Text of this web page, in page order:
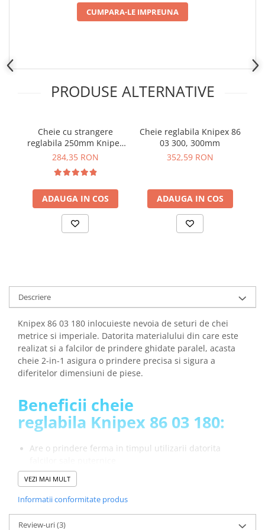
CUMPARA-LE IMPREUNA
PRODUSE ALTERNATIVE
Cheie cu strangere
reglabila 250mm Knipex
86 03 250
284,35 RON
ADAUGA IN COS
Cheie reglabila Knipex 86
03 300, 300mm
352,59 RON
ADAUGA IN COS
Descriere
Knipex 86 03 180 inlocuieste nevoia de seturi de chei
metrice si imperiale. Datorita materialului din care este
realizat si a falcilor de prindere ghidate paralel, acasta
cheie 2-in-1 asigura o prindere precisa si sigura a
diferitelor dimensiuni de piese.
Beneficii cheie
reglabila Knipex 86 03 180:
Are o prindere ferma in timpul utilizarii datorita
Dimensiunea compacta a cheii face ca aceasta sa fie
usor de transportat si depozitat in trusa de unelte sau
buzunar
anatomica ofera confort si o utilizare usoara
VEZI MAI MULT
Informatii conformitate produs
Review-uri(3)